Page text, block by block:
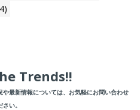
Trends!!
最新情報については、お気軽にお問い合わせ
さい。